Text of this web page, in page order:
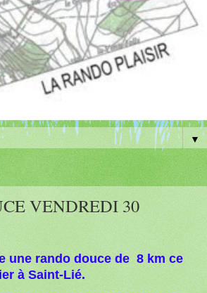
▼
VENDREDI 30
une rando douce de 8 km ce
à Saint-Lié.